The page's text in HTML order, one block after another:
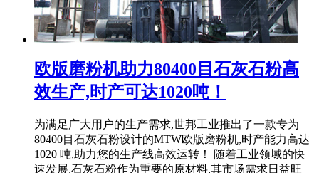
欧版磨粉机助力80400目石灰石粉高
效生产,时产可达1020吨！
为满足广大用户的生产需求,世邦工业推出了一款专为
80400目石灰石粉设计的MTW欧版磨粉机,时产能力高达
1020 吨,助力您的生产线高效运转！ 随着工业领域的快
速发展,石灰石粉作为重要的原材料,其市场需求日益旺